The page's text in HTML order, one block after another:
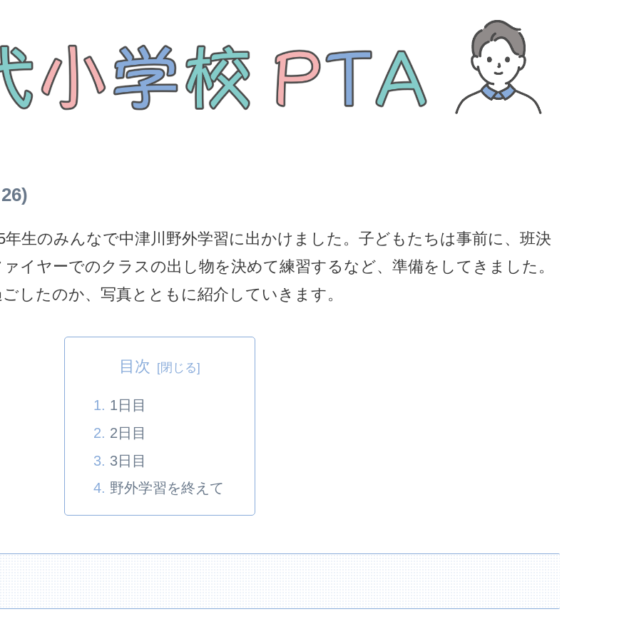
年生のみんなで中津川野外学習に出かけました。子どもたちは事前に、班決
イヤーでのクラスの出し物を決めて練習するなど、準備をしてきました。
したのか、写真とともに紹介していきます。
目次
1日目
2日目
3日目
野外学習を終えて